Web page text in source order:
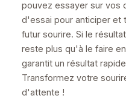
pouvez essayer sur vos
d'essai pour anticiper et
futur sourire. Si le
reste plus qu'à le faire
garantit un résultat
Transformez votre
d'attente !